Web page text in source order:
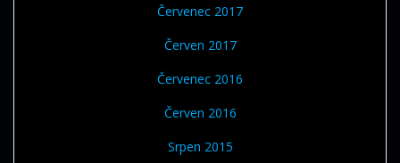
Červenec 2017
Červen 2017
Červenec 2016
Červen 2016
Srpen 2015